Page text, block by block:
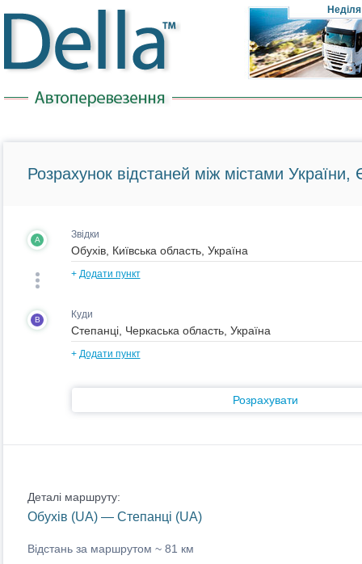
Неділя
Розрахунок відстаней між містами України,
A Звідки
+ Додати пункт
B Куди
+ Додати пункт
Розрахувати
Деталі маршруту:
Обухів (UA) — Степанці (UA)
Відстань за маршрутом ~ 81 км